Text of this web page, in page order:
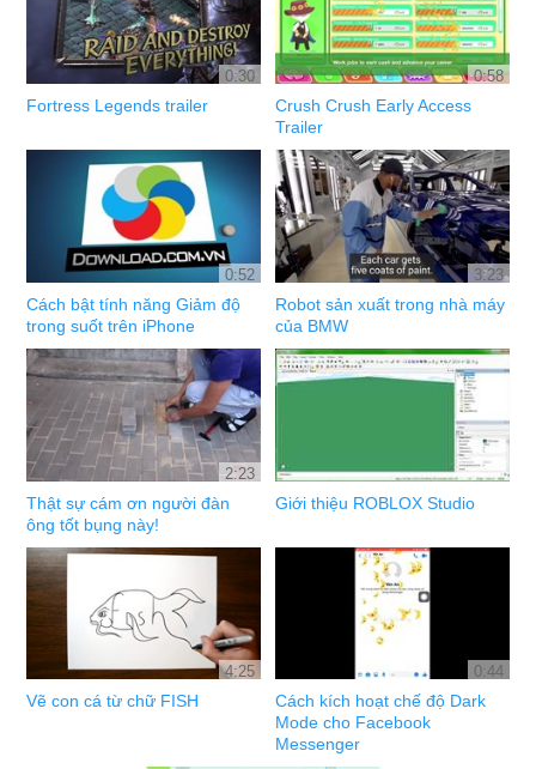
0:30
Fortress Legends trailer
0:58
Crush Crush Early Access
Trailer
0:52
Cách bật tính năng Giảm độ
trong suốt trên iPhone
3:23
Robot sản xuất trong nhà máy
của BMW
2:23
Thật sự cám ơn người đàn
ông tốt bụng này!
Giới thiệu ROBLOX Studio
4:25
Vẽ con cá từ chữ FISH
0:44
Cách kích hoạt chế độ Dark
Mode cho Facebook
Messenger